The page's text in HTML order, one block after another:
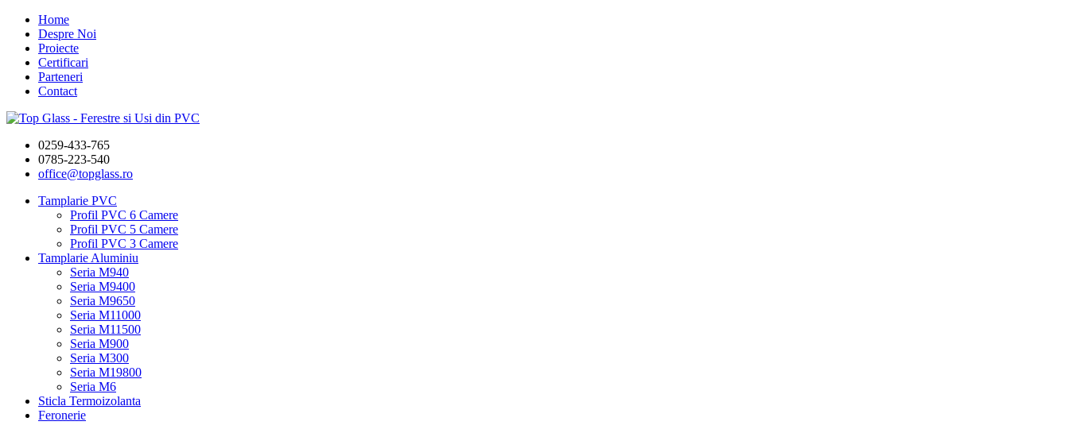
Home
Despre Noi
Proiecte
Certificari
Parteneri
Contact
0259-433-765
0785-223-540
office@topglass.ro
Tamplarie PVC
Profil PVC 6 Camere
Profil PVC 5 Camere
Profil PVC 3 Camere
Tamplarie Aluminiu
Seria M940
Seria M9400
Seria M9650
Seria M11000
Seria M11500
Seria M900
Seria M300
Seria M19800
Seria M6
Sticla Termoizolanta
Feronerie